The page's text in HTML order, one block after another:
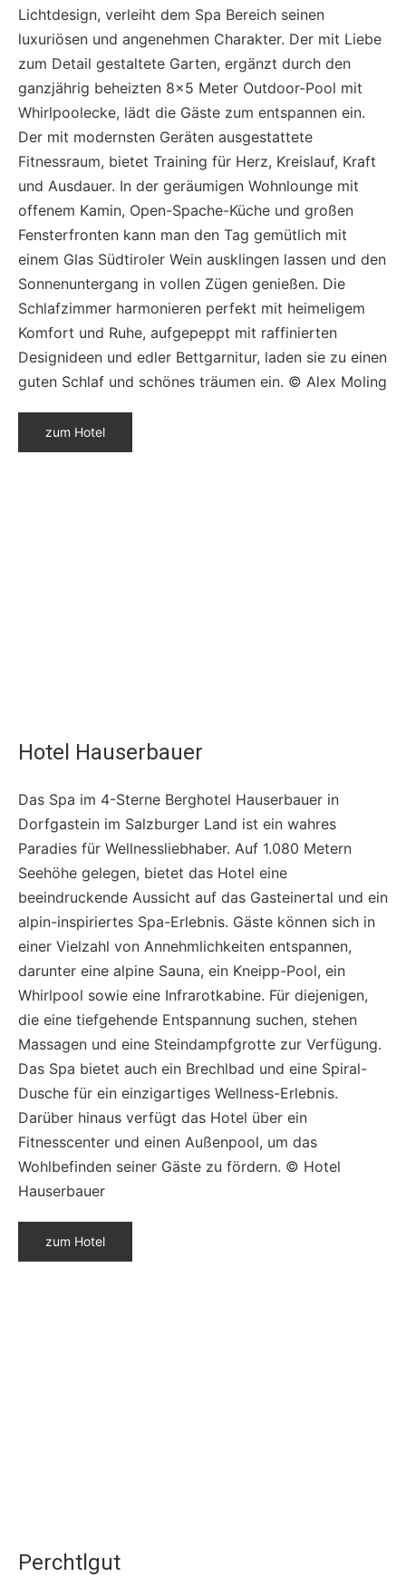
Lichtdesign, verleiht dem Spa Bereich seinen
luxuriösen und angenehmen Charakter. Der mit Liebe
zum Detail gestaltete Garten, ergänzt durch den
ganzjährig beheizten 8×5 Meter Outdoor-Pool mit
Whirlpoolecke, lädt die Gäste zum entspannen ein.
Der mit modernsten Geräten ausgestattete
Fitnessraum, bietet Training für Herz, Kreislauf, Kraft
und Ausdauer. In der geräumigen Wohnlounge mit
offenem Kamin, Open-Spache-Küche und großen
Fensterfronten kann man den Tag gemütlich mit
einem Glas Südtiroler Wein ausklingen lassen und den
Sonnenuntergang in vollen Zügen genießen. Die
Schlafzimmer harmonieren perfekt mit heimeligem
Komfort und Ruhe, aufgepeppt mit raffinierten
Designideen und edler Bettgarnitur, laden sie zu einen
guten Schlaf und schönes träumen ein. © Alex Moling
zum Hotel
Hotel Hauserbauer
Das Spa im 4-Sterne Berghotel Hauserbauer in
Dorfgastein im Salzburger Land ist ein wahres
Paradies für Wellnessliebhaber. Auf 1.080 Metern
Seehöhe gelegen, bietet das Hotel eine
beeindruckende Aussicht auf das Gasteinertal und ein
alpin-inspiriertes Spa-Erlebnis. Gäste können sich in
einer Vielzahl von Annehmlichkeiten entspannen,
darunter eine alpine Sauna, ein Kneipp-Pool, ein
Whirlpool sowie eine Infrarotkabine. Für diejenigen,
die eine tiefgehende Entspannung suchen, stehen
Massagen und eine Steindampfgrotte zur Verfügung.
Das Spa bietet auch ein Brechlbad und eine Spiral-
Dusche für ein einzigartiges Wellness-Erlebnis.
Darüber hinaus verfügt das Hotel über ein
Fitnesscenter und einen Außenpool, um das
Wohlbefinden seiner Gäste zu fördern. © Hotel
Hauserbauer
zum Hotel
Perchtlgut